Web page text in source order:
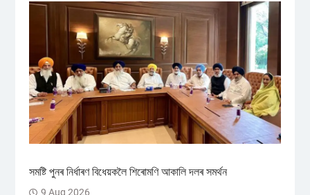
সমষ্টি পুনৰ নিৰ্ধাৰণ বিধেয়কলৈ শিৰোমণি আকালি দলৰ সমর্থন
9 Aug 2026